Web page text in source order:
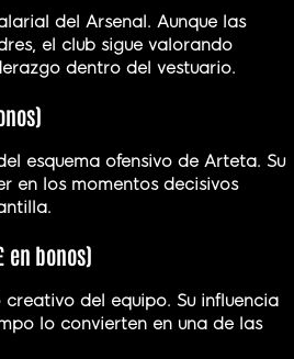
del Arsenal. Aunque las
el club sigue valorando
dentro del vestuario.
esquema ofensivo de Arteta. Su
en los momentos decisivos
en bonos)
del equipo. Su influencia
lo convierten en una de las